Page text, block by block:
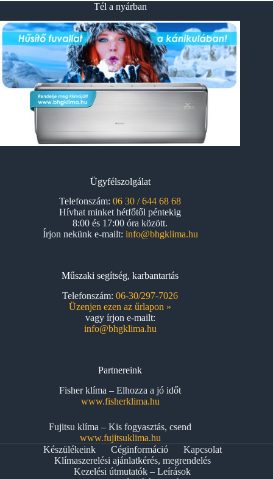
Tél a nyárban
Ügyfélszolgálat
Telefonszám:06 30 / 644 68 68
Hívhat minket hétfőtől péntekig
8:00 és 17:00 óra között.
Írjon nekünk e-mailt: info@bhgklima.hu
Műszaki segítség, karbantartás
Telefonszám:06-30/297-7026
Üzenjen ezen az űrlapon »
vagy írjon e-mailt:
info@bhgklima.hu
Partnereink
Fisher klíma – Elhozza a jó időt
www.fisherklima.hu
Fujitsu klíma – Kis fogyasztás, csend
www.fujitsuklima.hu
Készülékeink
Céginformáció
Kapcsolat
Klímaszerelési ajánlatkérés, megrendelés
Kezelési útmutatók – Leírások